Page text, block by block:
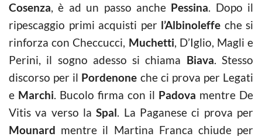
Cosenza, è ad un passo anche Pessina. Dopo il
ripescaggio primi acquisti per l’Albinoleffe che si
rinforza con Checcucci, Muchetti, D’Iglio, Magli e
Perini, il sogno adesso si chiama Biava. Stesso
discorso per il Pordenone che ci prova per Legati
e Marchi. Bucolo firma con il Padova mentre De
Vitis va verso laSpal. La Paganese ci prova per
Mounard mentre il Martina Franca chiude per